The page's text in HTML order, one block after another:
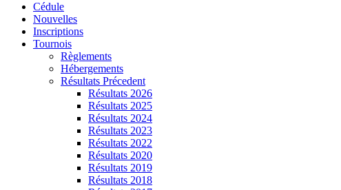
Cédule
Nouvelles
Inscriptions
Tournois
Règlements
Hébergements
Résultats Précedent
Résultats 2026
Résultats 2025
Résultats 2024
Résultats 2023
Résultats 2022
Résultats 2020
Résultats 2019
Résultats 2018